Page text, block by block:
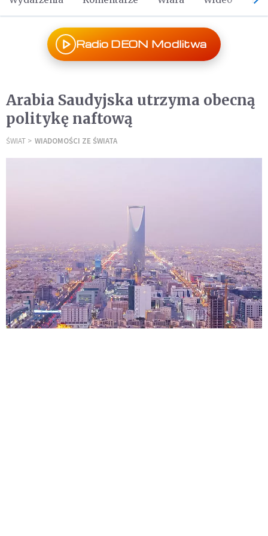
Radio DEON Modlitwa
Arabia Saudyjska utrzyma obecną
politykę naftową
ŚWIAT WIADOMOŚCI ZE ŚWIATA